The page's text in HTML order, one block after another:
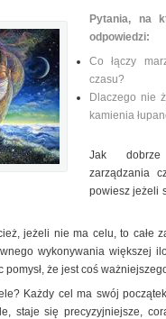
Pytania, na
odpowiedzi:
Co łączy
czasu?
Dlaczego nie
kamienia
Jak
zarządzania
powiesz jeżeli
jeżeli nie ma celu, to całe
wykonywania większej
pomysł, że jest coś
Każdy cel ma swój
staje się precyzyjniejsze,